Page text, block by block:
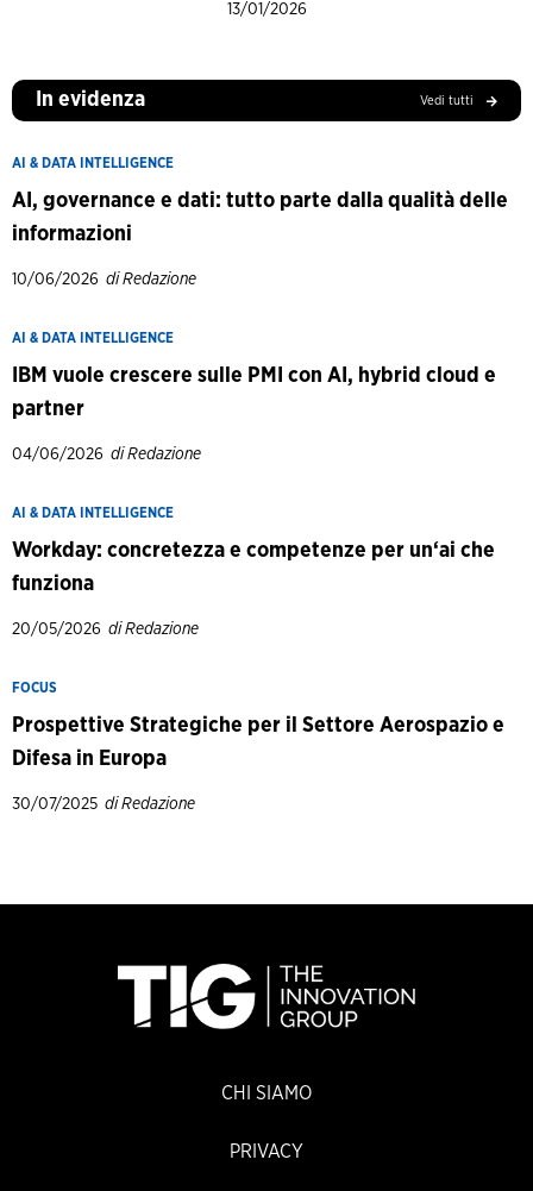
13/01/2026
In evidenza Vedi tutti
AI & DATA INTELLIGENCE
AI, governance e dati: tutto parte dalla qualità delle
informazioni
10/06/2026 di Redazione
AI & DATA INTELLIGENCE
IBM vuole crescere sulle PMI con AI, hybrid cloud e
partner
04/06/2026 di Redazione
AI & DATA INTELLIGENCE
Workday: concretezza e competenze per un‘ai che
funziona
20/05/2026 di Redazione
FOCUS
Prospettive Strategiche per il Settore Aerospazio e
Difesa in Europa
30/07/2025 di Redazione
CHI SIAMO
PRIVACY